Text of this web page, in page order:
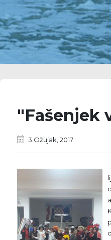
"Fašenjek
3 Ožujak, 2017